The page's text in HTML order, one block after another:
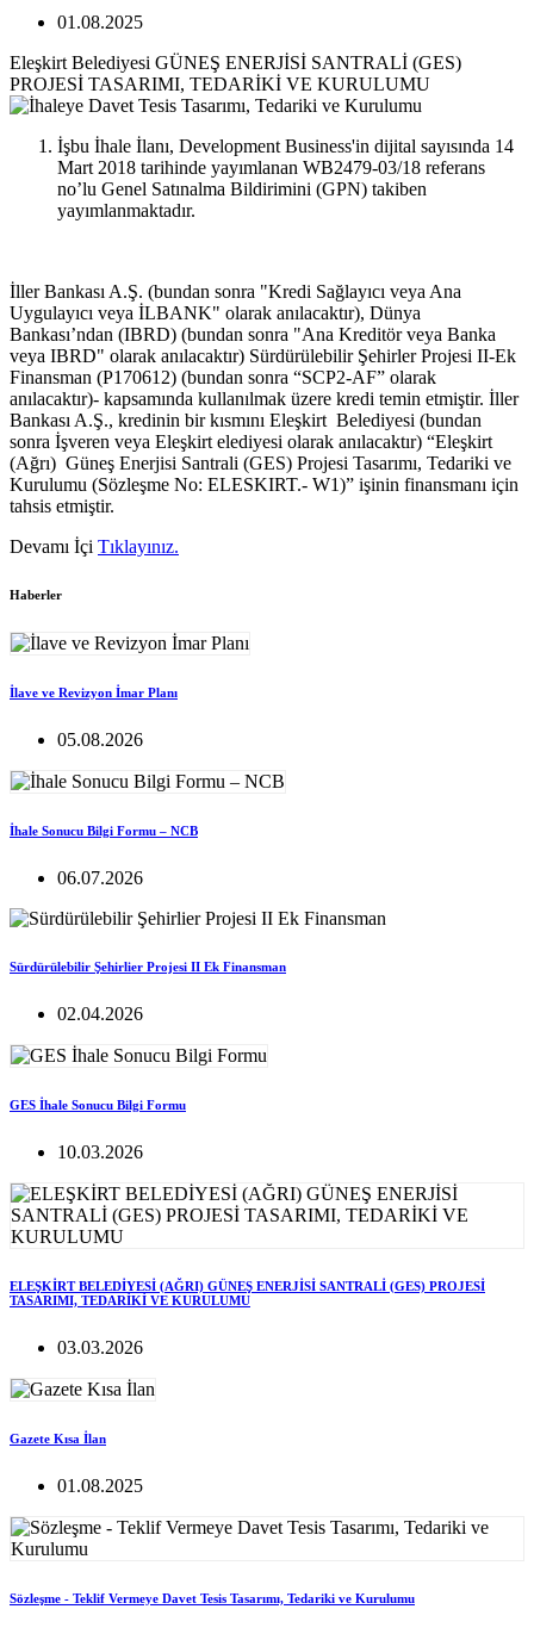
01.08.2025
Eleşkirt Belediyesi GÜNEŞ ENERJİSİ SANTRALİ (GES)
PROJESİ TASARIMI, TEDARİKİ VE KURULUMU
İşbu İhale İlanı, Development Business'in dijital sayısında 14
Mart 2018 tarihinde yayımlanan WB2479-03/18 referans
no’lu Genel Satınalma Bildirimini (GPN) takiben
yayımlanmaktadır.
İller Bankası A.Ş. (bundan sonra "Kredi Sağlayıcı veya Ana
Uygulayıcı veya İLBANK" olarak anılacaktır), Dünya
Bankası’ndan (IBRD) (bundan sonra "Ana Kreditör veya Banka
veya IBRD" olarak anılacaktır) Sürdürülebilir Şehirler Projesi II-Ek
Finansman (P170612) (bundan sonra “SCP2-AF” olarak
anılacaktır)- kapsamında kullanılmak üzere kredi temin etmiştir. İller
Bankası A.Ş., kredinin bir kısmını Eleşkirt Belediyesi (bundan
sonra İşveren veya Eleşkirt elediyesi olarak anılacaktır) “Eleşkirt
(Ağrı) Güneş Enerjisi Santrali (GES) Projesi Tasarımı, Tedariki ve
Kurulumu (Sözleşme No: ELESKIRT.- W1)” işinin finansmanı için
tahsis etmiştir.
Devamı İçi Tıklayınız.
Haberler
İlave ve Revizyon İmar Planı
05.08.2026
İhale Sonucu Bilgi Formu – NCB
06.07.2026
Sürdürülebilir Şehirlier Projesi II Ek Finansman
02.04.2026
GES İhale Sonucu Bilgi Formu
10.03.2026
ELEŞKİRT BELEDİYESİ (AĞRI) GÜNEŞ ENERJİSİ SANTRALİ (GES) PROJESİ
TASARIMI, TEDARİKİ VE KURULUMU
03.03.2026
Gazete Kısa İlan
01.08.2025
Sözleşme - Teklif Vermeye Davet Tesis Tasarımı, Tedariki ve Kurulumu